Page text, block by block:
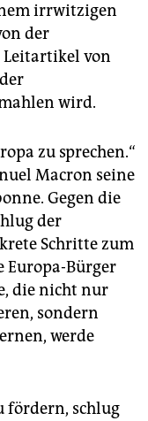
irrwitzigen
der
von
wird.
zu sprechen.“
Macron seine
Gegen die
der
Schritte zum
Europa-Bürger
die nicht nur
sondern
werde
fördern, schlug